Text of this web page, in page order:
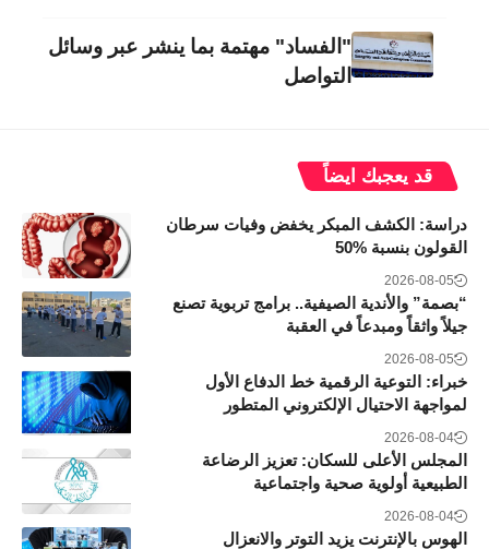
"الفساد" مهتمة بما ينشر عبر وسائل
التواصل
قد يعجبك ايضاً
دراسة: الكشف المبكر يخفض وفيات سرطان
القولون بنسبة 50‎%‎
2026-08-05
“بصمة” والأندية الصيفية.. برامج تربوية تصنع
جيلاً واثقاً ومبدعاً في العقبة
2026-08-05
خبراء: التوعية الرقمية خط الدفاع الأول
لمواجهة الاحتيال الإلكتروني المتطور
2026-08-04
المجلس الأعلى للسكان: تعزيز الرضاعة
الطبيعية أولوية صحية واجتماعية
2026-08-04
الهوس بالإنترنت يزيد التوتر والانعزال